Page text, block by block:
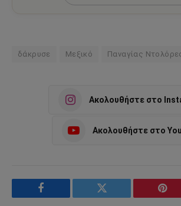
δάκρυσε Μεξικό Παναγίας
Ακολουθήστε στο
Ακολουθήστε στο
Facebook Twitter